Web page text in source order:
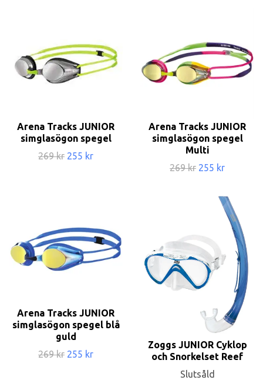
Arena Tracks JUNIOR
simglasögon spegel
269 kr 255 kr
Arena Tracks JUNIOR
simglasögon spegel
Multi
269 kr 255 kr
Arena Tracks JUNIOR
simglasögon spegel blå
guld
269 kr 255 kr
Zoggs JUNIOR Cyklop
och Snorkelset Reef
Slutsåld